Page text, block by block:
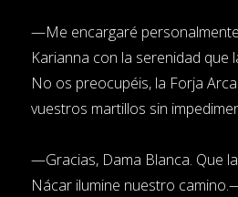
—Me encargaré
Karianna con la serenidad
No os preocupéis, la Forja
vuestros martillos sin
—Gracias, Dama Blanca. Que
Nácar ilumine nuestro